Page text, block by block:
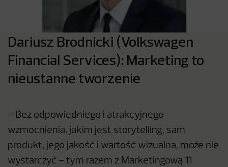
Dariusz Brodnicki (Volkswagen
Financial Services): Marketing to
nieustanne tworzenie
– Bez odpowiedniego i atrakcyjnego
wzmocnienia, jakim jest storytelling, sam
produkt, jego jakość i wartość wizualna, może nie
wystarczyć – tym razem z Marketingową 11